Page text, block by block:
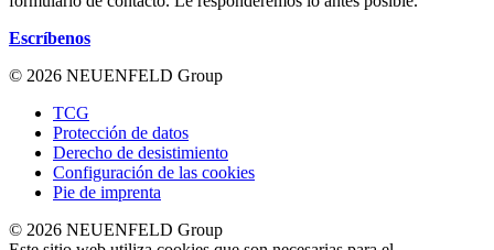
Escríbenos
© 2026 NEUENFELD Group
TCG
Protección de datos
Derecho de desistimiento
Configuración de las cookies
Pie de imprenta
© 2026 NEUENFELD Group